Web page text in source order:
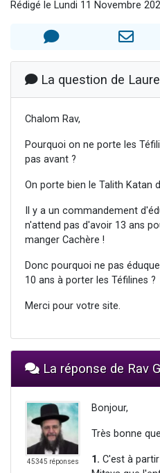
Odaya vient
2 personnes
Rédigé le Lundi 11 Novembre
La question de
Chalom Rav,
Pourquoi on ne porte les
pas avant ?
On porte bien le Talith Katan
Il y a un commandement
n'attend pas d'avoir 13 ans
manger Cachère !
Donc pourquoi ne pas
10 ans à porter les Téfilines ?
Merci pour votre site.
La réponse de Rav
45345 réponses
Bonjour,
Très bonne
1. C'est à